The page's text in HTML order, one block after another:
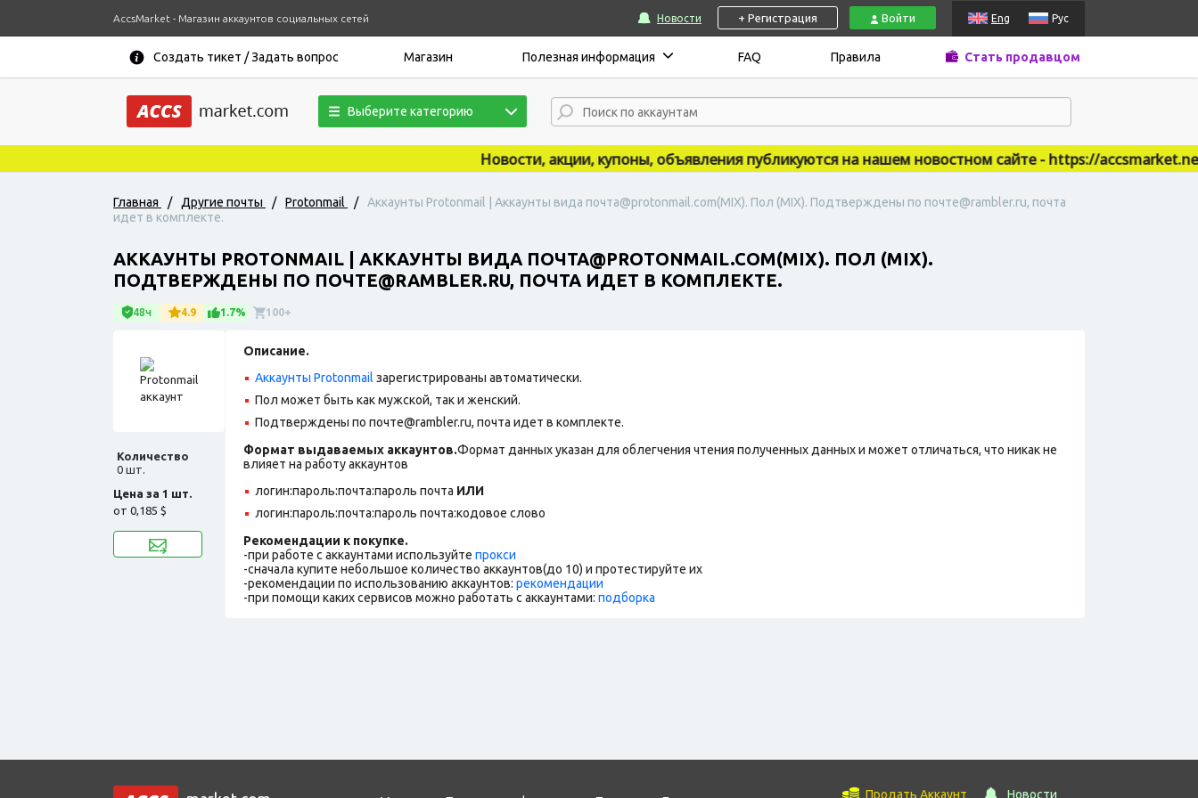
AccsMarket - Магазин аккаунтов социальных сетей Новости + Регистрация Войти Eng Рус
Создать тикет / Задать вопрос Магазин Полезная информация FAQ Правила Стать продавцом
Выберите категорию
Новости, акции, купоны, объявления публикуются на нашем новостном сайте - https://accsmarket.news
Главная / Другие почты / Protonmail /
Аккаунты Protonmail | Аккаунты вида почта@protonmail.com(MIX). Пол (MIX). Подтверждены по почте@rambler.ru, почта
идет в комплекте.
АККАУНТЫ PROTONMAIL | АККАУНТЫ ВИДА ПОЧТА@PROTONMAIL.COM(MIX). ПОЛ (MIX).
ПОДТВЕРЖДЕНЫ ПО ПОЧТЕ@RAMBLER.RU, ПОЧТА ИДЕТ В КОМПЛЕКТЕ.
48ч 4.9 1.7% 100+
Количество
0 шт.
Цена за 1 шт.
от 0,185 $
Описание.
Аккаунты Protonmail зарегистрированы автоматически.
Пол может быть как мужской, так и женский.
Подтверждены по почте@rambler.ru, почта идет в комплекте.
Формат выдаваемых аккаунтов.Формат данных указан для облегчения чтения полученных данных и может отличаться, что никак не
влияет на работу аккаунтов
логин:пароль:почта:пароль почта ИЛИ
логин:пароль:почта:пароль почта:кодовое слово
Рекомендации к покупке.
-при работе с аккаунтами используйте прокси
-сначала купите небольшое количество аккаунтов(до 10) и протестируйте их
-рекомендации по использованию аккаунтов: рекомендации
-при помощи каких сервисов можно работать с аккаунтами: подборка
Продать Аккаунт Новости